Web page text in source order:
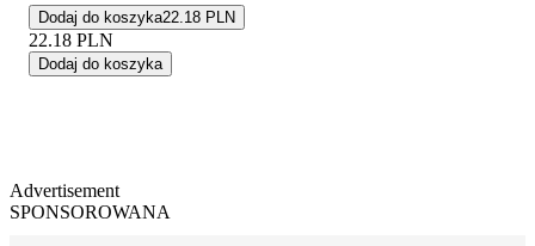
Dodaj do koszyka22.18 PLN
22.18 PLN
Dodaj do koszyka
Advertisement
SPONSOROWANA